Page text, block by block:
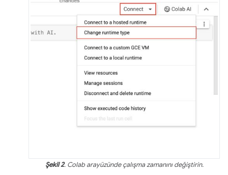
Şekil 2. Colab arayüzünde çalışma zamanını değiştirin.